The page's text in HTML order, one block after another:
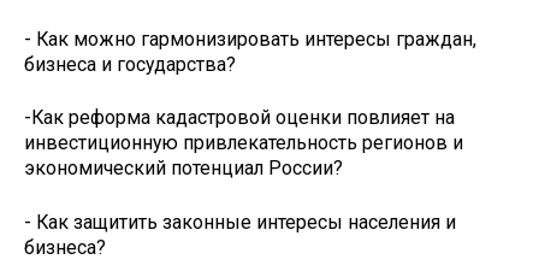
- Как можно гармонизировать интересы граждан,
бизнеса и государства?
-Как реформа кадастровой оценки повлияет на
инвестиционную привлекательность регионов и
экономический потенциал России?
- Как защитить законные интересы населения и
бизнеса?